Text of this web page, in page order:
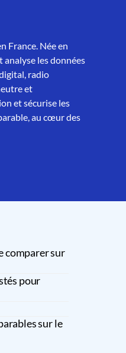
France. Née en
les données
radio
et
et sécurise les
au cœur des
comparer sur
pour
sur le